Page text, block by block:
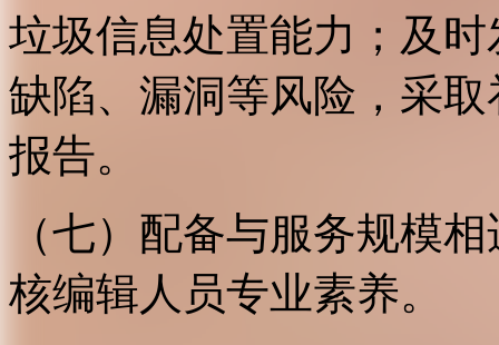
垃圾信息处置能力；及
缺陷、漏洞等风险，采
报告。
（七）配备与服务规模
核编辑人员专业素养。